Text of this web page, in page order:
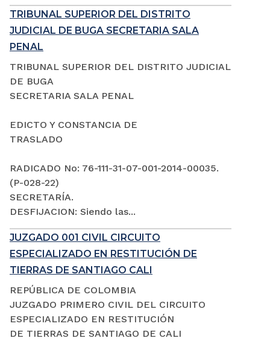
TRIBUNAL SUPERIOR DEL DISTRITO
JUDICIAL DE BUGA SECRETARIA SALA
PENAL
TRIBUNAL SUPERIOR DEL DISTRITO JUDICIAL
DE BUGA
SECRETARIA SALA PENAL
EDICTO Y CONSTANCIA DE
TRASLADO
RADICADO No: 76-111-31-07-001-2014-00035.
(P-028-22)
SECRETARÍA.
DESFIJACION: Siendo las...
JUZGADO 001 CIVIL CIRCUITO
ESPECIALIZADO EN RESTITUCIÓN DE
TIERRAS DE SANTIAGO CALI
REPÚBLICA DE COLOMBIA
JUZGADO PRIMERO CIVIL DEL CIRCUITO
ESPECIALIZADO EN RESTITUCIÓN
DE TIERRAS DE SANTIAGO DE CALI